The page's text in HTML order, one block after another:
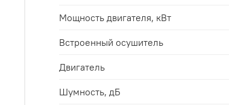
Мощность двигателя, кВт
Встроенный осушитель
Двигатель
Шумность, дБ